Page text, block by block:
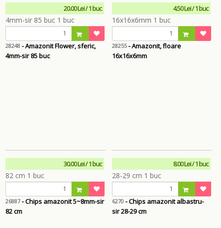
20.00 Lei / 1 buc
28248 - Amazonit Flower, sferic,
4mm-sir 85 buc
4.50 Lei / 1 buc
28255- Amazonit, floare
16x16x6mm
30.00 Lei / 1 buc
26887- Chips amazonit 5~8mm-sir
82 cm
8.00 Lei / 1 buc
6270- Chips amazonit albastru-
sir 28-29 cm